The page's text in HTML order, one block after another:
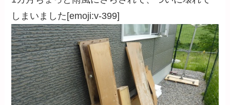
しまいました[emoji:v-399]